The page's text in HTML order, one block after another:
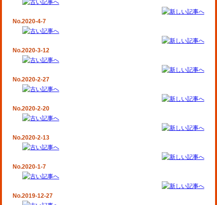
No.2020-4-7
No.2020-3-12
No.2020-2-27
No.2020-2-20
No.2020-2-13
No.2020-1-7
No.2019-12-27